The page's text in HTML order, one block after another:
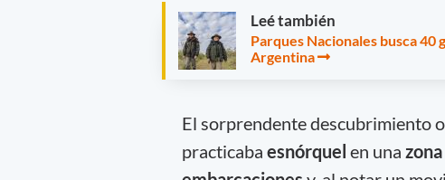
Leé también
Parques Nacionales busca
Argentina
El sorprendente descubrimiento
practicaba esnórquel en una